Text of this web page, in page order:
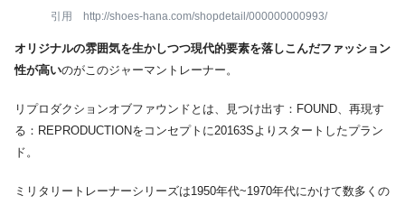
引用 http://shoes-hana.com/shopdetail/000000000993/
オリジナルの雰囲気を生かしつつ現代的要素を落しこんだファッション
性が高いのがこのジャーマントレーナー。
リプロダクションオブファウンドとは、見つけ出す：FOUND、再現す
る：REPRODUCTIONをコンセプトに20163Sよりスタートしたプラン
ド。
ミリタリートレーナーシリーズは1950年代~1970年代にかけて数多くの